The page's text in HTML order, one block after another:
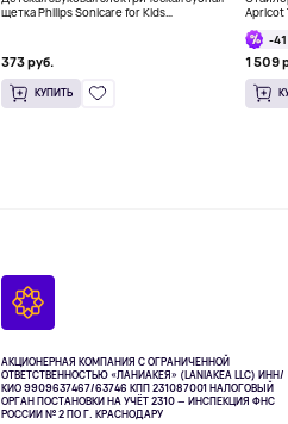
щетка Philips Sonicare for Kids
373 руб.
КУПИТЬ
Apricot
-
1 509
АКЦИОНЕРНАЯ КОМПАНИЯ С ОГРАНИЧЕННОЙ
ОТВЕТСТВЕННОСТЬЮ «ЛАНИАКЕЯ» (LANIAKEA LLC) ИНН/
КИО 9909637467/63746 КПП 231087001НАЛОГОВЫЙ
ОРГАН ПОСТАНОВКИ НА УЧЁТ 2310 — ИНСПЕКЦИЯ ФНС
РОССИИ № 2 ПО Г. КРАСНОДАРУ